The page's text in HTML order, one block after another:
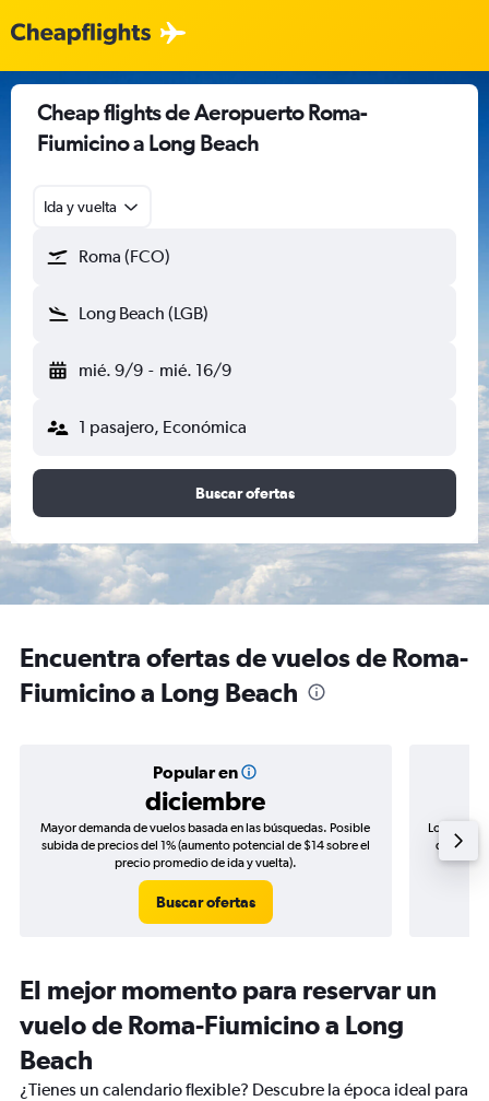
Cheap flights de Aeropuerto Roma-
Fiumicino a Long Beach
Ida y vuelta
Roma (FCO)
Long Beach (LGB)
mié. 9/9 - mié. 16/9
1 pasajero, Económica
Buscar ofertas
Encuentra ofertas de vuelos de Roma-
Fiumicino a Long Beach
Popular en
diciembre
Mayor demanda de vuelos basada en las búsquedas. Posible
subida de precios del 1% (aumento potencial de $14 sobre el
precio promedio de ida y vuelta).
Buscar ofertas
Los
de
El mejor momento para reservar un
vuelo de Roma-Fiumicino a Long
Beach
¿Tienes un calendario flexible? Descubre la época ideal para